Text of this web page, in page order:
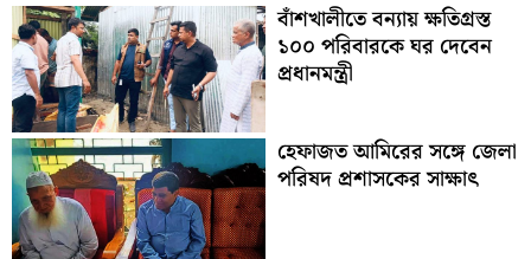
বাঁশখালীতে বন্যায় ক্ষতিগ্রস্ত
১০০ পরিবারকে ঘর দেবেন
প্রধানমন্ত্রী
হেফাজত আমিরের সঙ্গে জেলা
পরিষদ প্রশাসকের সাক্ষাৎ